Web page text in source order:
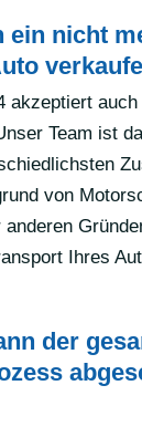
ein nicht
akzeptiert
Team ist
von
Ihres
der